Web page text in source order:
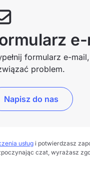
formularz e-
problem.
Napisz do nas
usług i potwierdzasz
czat, wyrażasz